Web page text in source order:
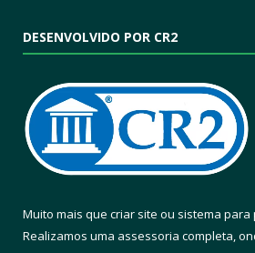
DESENVOLVIDO POR CR2
Muito mais que criar site ou sistema
Realizamos uma assessoria completa,